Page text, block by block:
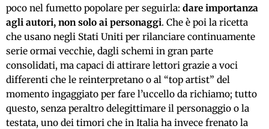
poco nel fumetto popolare per seguirla: dare importanza
agli autori, non solo ai personaggi. Che è poi la ricetta
che usano negli Stati Uniti per rilanciare continuamente
serie ormai vecchie, dagli schemi in gran parte
consolidati, ma capaci di attirare lettori grazie a voci
differenti che le reinterpretano o al “top artist” del
momento ingaggiato per fare l’uccello da richiamo; tutto
questo, senza peraltro delegittimare il personaggio o la
testata, uno dei timori che in Italia ha invece frenato la